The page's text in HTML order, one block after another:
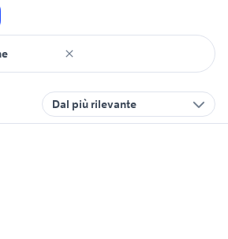
Dal più rilevante